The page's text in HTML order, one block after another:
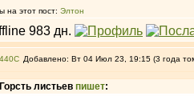
на этот пост: Элтон
Добавлено: Вт 04 Июл 23, 19:15 (3 года
Горсть листьев пишет: